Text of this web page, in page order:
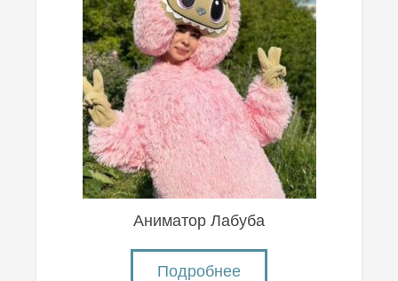
Аниматор Лабуба
Подробнее